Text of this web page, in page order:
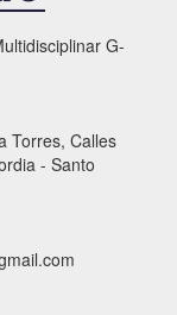
G-
Torres, Calles
- Santo